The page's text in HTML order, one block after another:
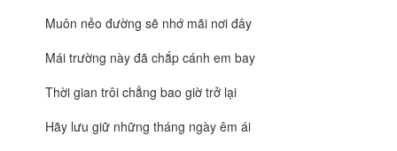
Muôn nẻo đường sẽ nhớ mãi nơi đây
Mái trường này đã chắp cánh em bay
Thời gian trôi chẳng bao giờ trở lại
Hãy lưu giữ những tháng ngày êm ái